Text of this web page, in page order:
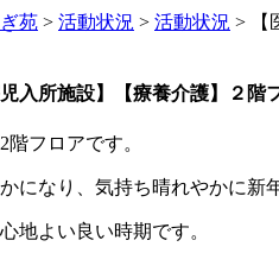
苑 > 活動状況 > 活動状況 >
児入所施設】【療養介護】２階
階フロアです。
になり、気持ち晴れやかに新
地よい良い時期です。